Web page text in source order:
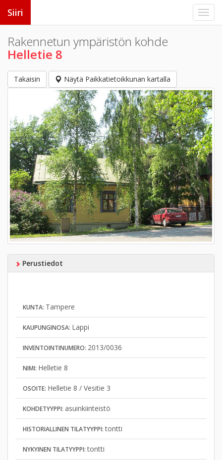
Siiri
Rakennetun ympäristön kohde
Helletie 8
Takaisin Näytä Paikkatietoikkunan kartalla
Perustiedot
KUNTA: Tampere
KAUPUNGINOSA: Lappi
INVENTOINTINUMERO: 2013/0036
NIMI: Helletie 8
OSOITE: Helletie 8 / Vesitie 3
KOHDETYYPPI: asuinkiinteistö
HISTORIALLINEN TILATYYPPI:tontti
NYKYINEN TILATYYPPI:tontti